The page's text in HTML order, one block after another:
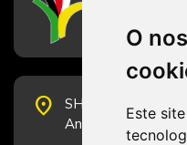
O
Este
place
SHS Quadra 6,
Andar, Sala 2001 -